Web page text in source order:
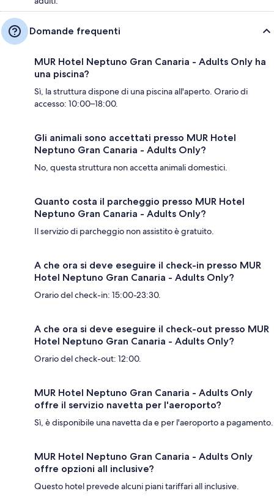
Domande frequenti
MUR Hotel Neptuno Gran Canaria - Adults Only ha
una piscina?
Sì, la struttura dispone di una piscina all'aperto. Orario di
accesso: 10:00–18:00.
Gli animali sono accettati presso MUR Hotel
Neptuno Gran Canaria - Adults Only?
No, questa struttura non accetta animali domestici.
Quanto costa il parcheggio presso MUR Hotel
Neptuno Gran Canaria - Adults Only?
Il servizio di parcheggio non assistito è gratuito.
A che ora si deve eseguire il check-in presso MUR
Hotel Neptuno Gran Canaria - Adults Only?
Orario del check-in: 15:00-23:30.
A che ora si deve eseguire il check-out presso MUR
Hotel Neptuno Gran Canaria - Adults Only?
Orario del check-out: 12:00.
MUR Hotel Neptuno Gran Canaria - Adults Only
offre il servizio navetta per l'aeroporto?
Sì, è disponibile una navetta da e per l'aeroporto a pagamento.
MUR Hotel Neptuno Gran Canaria - Adults Only
offre opzioni all inclusive?
Questo hotel prevede alcuni piani tariffari all inclusive.